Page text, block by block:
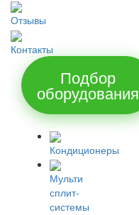
Отзывы
Контакты
Подбор
оборудования
Кондиционеры
Мульти
сплит-
системы